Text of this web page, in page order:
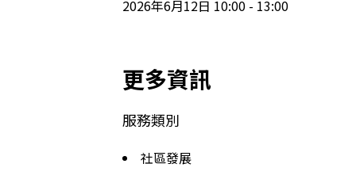
2026年6月12日 10:00 - 13:00
更多資訊
服務類別
社區發展